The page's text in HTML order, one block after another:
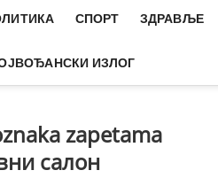
СПОРТ ЗДРАВЉЕ
ИЗЛОГ
zapetama
салон